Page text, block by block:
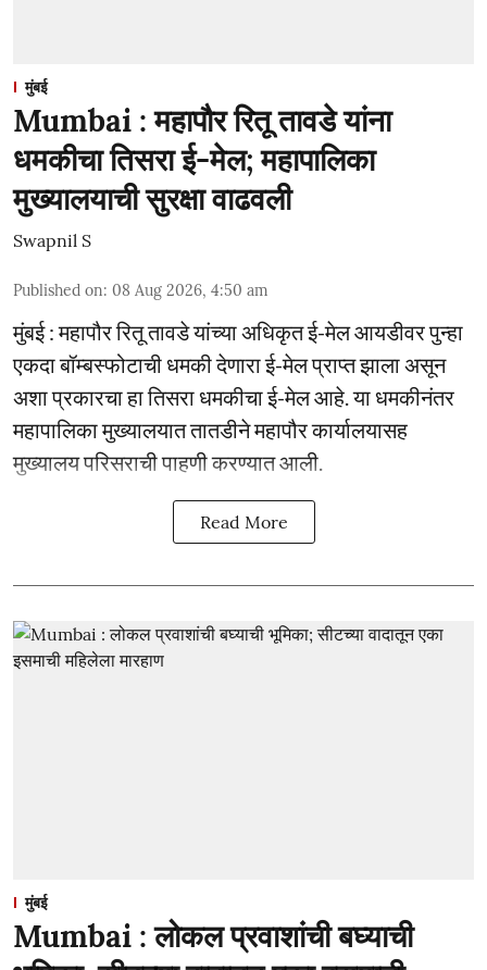
मुंबई
Mumbai : महापौर रितू तावडे यांना
धमकीचा तिसरा ई-मेल; महापालिका
मुख्यालयाची सुरक्षा वाढवली
Swapnil S
Published on: 08 Aug 2026, 4:50 am
मुंबई : महापौर रितू तावडे यांच्या अधिकृत ई-मेल आयडीवर पुन्हा
एकदा बॉम्बस्फोटाची धमकी देणारा ई-मेल प्राप्त झाला असून
अशा प्रकारचा हा तिसरा धमकीचा ई-मेल आहे. या धमकीनंतर
महापालिका मुख्यालयात तातडीने महापौर कार्यालयासह
मुख्यालय परिसराची पाहणी करण्यात आली.
Read More
मुंबई
Mumbai : लोकल प्रवाशांची बघ्याची